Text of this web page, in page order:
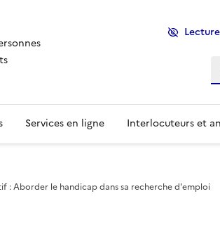
Services en ligne Interlocuteurs et
: Aborder le handicap dans sa recherche d'emploi